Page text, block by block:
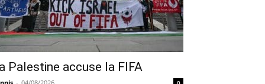
Palestine accuse la FIFA